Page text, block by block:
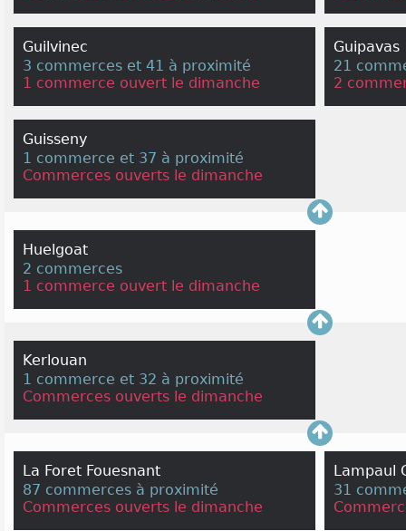
Guilvinec
3 commerces et 41 à proximité
1 commerce ouvert le dimanche
Guipavas
21
2
Guisseny
1 commerce et 37 à proximité
Commerces ouverts le dimanche
Huelgoat
2 commerces
1 commerce ouvert le dimanche
Kerlouan
1 commerce et 32 à proximité
Commerces ouverts le dimanche
La Foret Fouesnant
87 commerces à proximité
Commerces ouverts le dimanche
Lampaul
31